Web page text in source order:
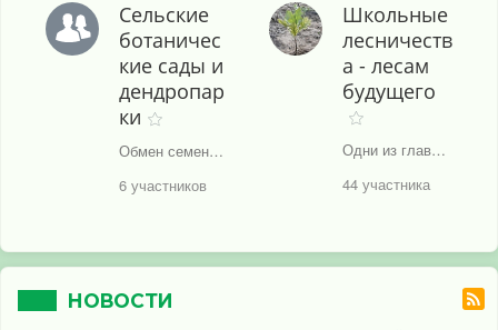
Сельские
ботаничес
кие сады и
дендропар
ки
Обмен семенами, опытом идеями, взаимопомощь и поддержка.
6 участников
Школьные
лесничеств
а - лесам
будущего
Одни из главных задач проекта - вовлечение школьных лесничеств и других объединений школьников в решение актуальных проблем и включение молодёжных проектов в реальную производственную, научную и социально-экологическую деятельность.
44 участника
НОВОСТИ